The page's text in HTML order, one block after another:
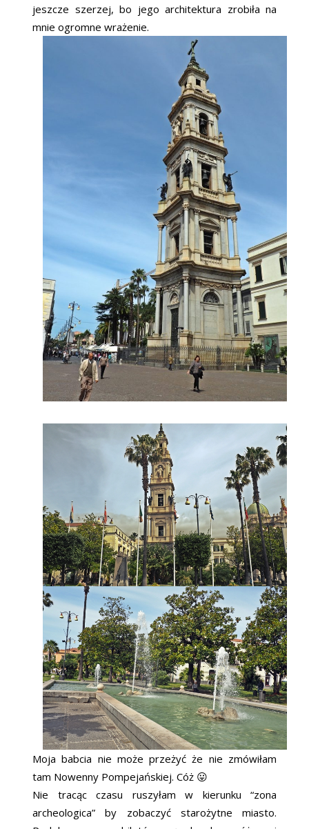
jeszcze szerzej, bo jego architektura zrobiła na
mnie ogromne wrażenie.
Moja babcia nie może przeżyć że nie zmówiłam
tam Nowenny Pompejańskiej. Cóż 😛
Nie tracąc czasu ruszyłam w kierunku “zona
archeologica” by zobaczyć starożytne miasto.